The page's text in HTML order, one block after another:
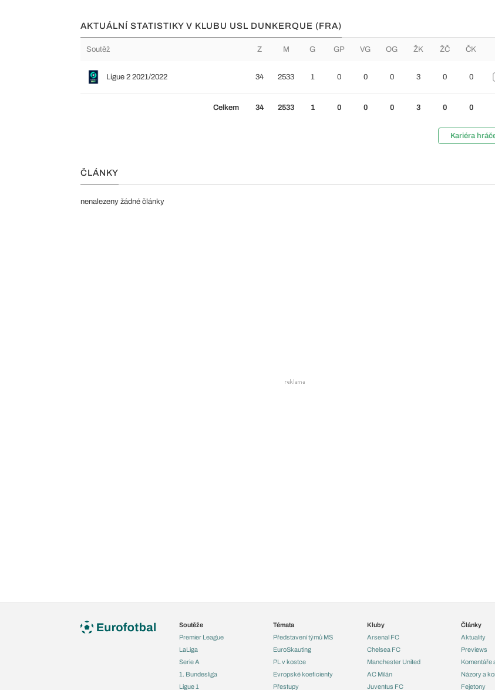
AKTUÁLNÍ STATISTIKY V KLUBU USL DUNKERQUE (FRA)
Soutěž Z M G GP VG OG ŽK ŽČ ČK
Ligue 2 2021/2022 34 2533 1 0 0 0 3 0 0
Celkem 34 2533 1 0 0 0 3 0 0
Kariéra
ČLÁNKY
nenalezeny žádné články
Soutěže
Premier League
LaLiga
Serie A
1. Bundesliga
Ligue 1
Témata
Představení týmů MS
EuroSkauting
PL v kostce
Evropské koeficienty
Přestupy
Kluby
Arsenal FC
Chelsea FC
Manchester United
AC Milán
Juventus FC
Články
Aktuality
Previews
Komentáře
Názory a
Fejetony